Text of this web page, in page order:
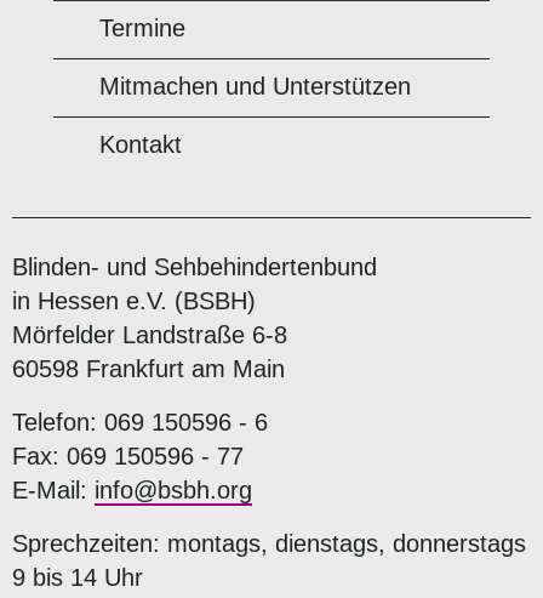
Termine
Mitmachen und Unterstützen
Kontakt
Blinden- und Sehbehindertenbund
in Hessen e.V. (BSBH)
Mörfelder Landstraße 6-8
60598 Frankfurt am Main
Telefon: 069 150596 - 6
Fax: 069 150596 - 77
E-Mail: info@bsbh.org
Sprechzeiten: montags, dienstags, donnerstags
9 bis 14 Uhr